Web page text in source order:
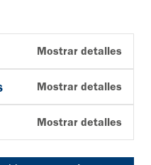
Pie de página
Mostrar detalles
Mostrar detalles
Mostrar detalles